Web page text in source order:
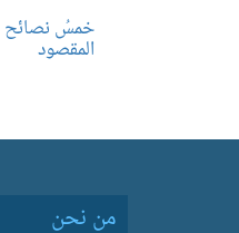
خمسُ نصائح
المقصود
من نحن